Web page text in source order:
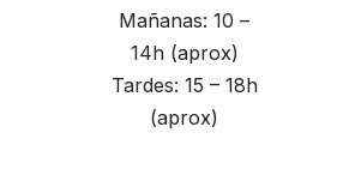
Mañanas: 10 –
14h (aprox)
Tardes: 15 – 18h
(aprox)